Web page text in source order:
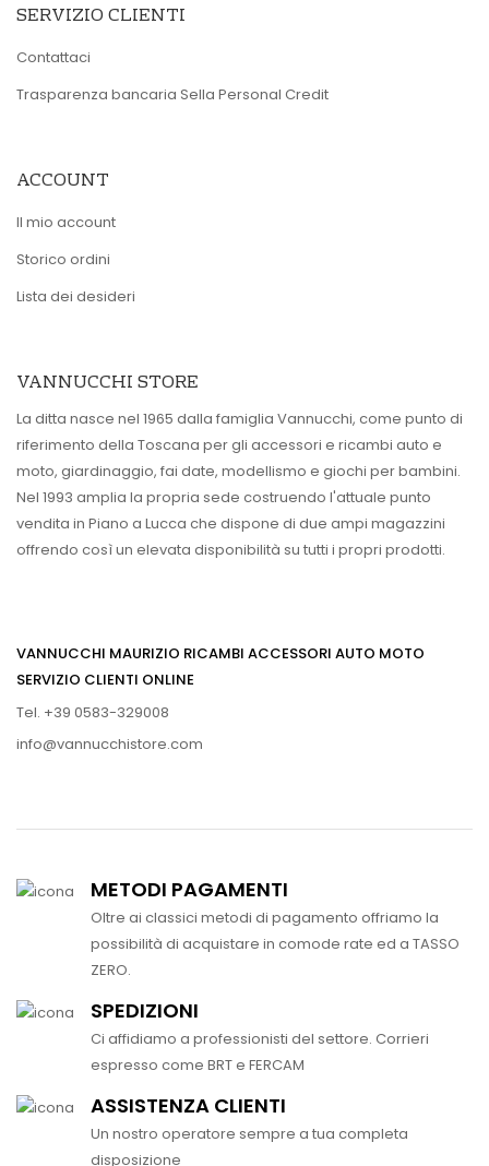
SERVIZIO CLIENTI
Contattaci
Trasparenza bancaria Sella Personal Credit
ACCOUNT
Il mio account
Storico ordini
Lista dei desideri
VANNUCCHI STORE
La ditta nasce nel 1965 dalla famiglia Vannucchi, come punto di
riferimento della Toscana per gli accessori e ricambi auto e
moto, giardinaggio, fai date, modellismo e giochi per bambini.
Nel 1993 amplia la propria sede costruendo l'attuale punto
vendita in Piano a Lucca che dispone di due ampi magazzini
offrendo così un elevata disponibilità su tutti i propri prodotti.
VANNUCCHI MAURIZIO RICAMBI ACCESSORI AUTO MOTO
SERVIZIO CLIENTI ONLINE
Tel. +39 0583-329008
info@vannucchistore.com
METODI PAGAMENTI
Oltre ai classici metodi di pagamento offriamo la
possibilità di acquistare in comode rate ed a TASSO
ZERO.
SPEDIZIONI
Ci affidiamo a professionisti del settore. Corrieri
espresso come BRT e FERCAM
ASSISTENZA CLIENTI
Un nostro operatore sempre a tua completa
disposizione